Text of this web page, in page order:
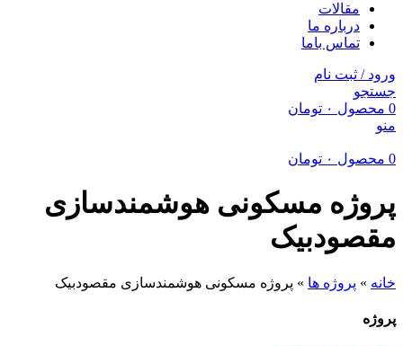
مقالات
درباره ما
تماس باما
ورود / ثبت نام
جستجو
0 محصول ۰ تومان
منو
0 محصول ۰ تومان
پروژه مسکونی هوشمندسازی
مقصودبیک
خانه » پروژه ها » پروژه مسکونی هوشمندسازی مقصودبیک
پروژه